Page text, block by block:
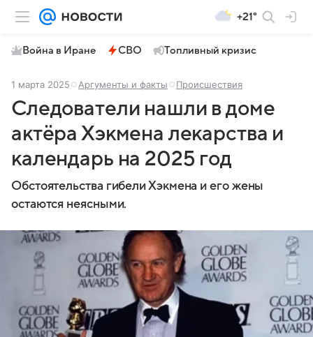
+21°
Война в Иране СВО Топливный кризис
1 марта 2025 Аргументы и факты Происшествия
Следователи нашли в доме
актёра Хэкмена лекарства и
календарь на 2025 год
Обстоятельства гибели Хэкмена и его жены
остаются неясными.